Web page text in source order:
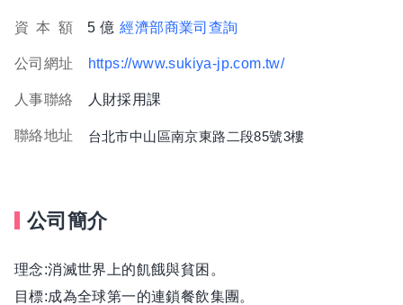
資 本 額 5 億 經濟部商業司查詢
公司網址 https://www.sukiya-jp.com.tw/
人事聯絡 人財採用課
聯絡地址 台北市中山區南京東路二段85號3樓
公司簡介
理念:消滅世界上的飢餓與貧困。
目標:成為全球第一的連鎖餐飲集團。